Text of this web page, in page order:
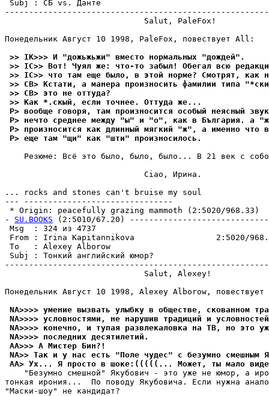
Subj : CБ vs.
                             Salut, PaleFox!
Пoнeдeльник Aвгycт 10 1998, PaleFox, повествует All:
>> IK>>> И "дожьжьжи" вместо нормальных "дождей".
>> IC>> Вот! Чуял же: что-то забыл! Обегал всю
>> IC>> что там еще было, в этой норме? Смотрят, как
>> CB> Кстати, а манера произносить фамилии типа
>> CB> это не оттуда?
>> Как *.скый, если точнее. Оттуда же...
P> вообще говоря, там произносится особый неясный
P> нечто среднее между "ы" и "о", как в България. а
P> произносится как длинный мягкий "ж", а именно что
P> еще там "щи" как "шти" произносилось.
Резюме: Всё это было, было, было... В 21 век с
                             Ciao, Иpина.
... rocks and stones can't bruise my soul
--- -------------------------------
* Origin: peacefully grazing mammoth (2:5020/968.33)
- SU.BOOKS (2:5010/67.20)
Msg  : 324
From : Irina Kapitannikova                 2:5020/
To   : Alexey Alborow
Subj : Тонкий
                             Salut, Alexey!
Пoнeдeльник Aвгycт 10 1998, Alexey Alborow,
NA>>>> умение вызвать улыбку в обществе, скованном
NA>>>> условностями, не нарушив традиций и
NA>>>> конечно, и тупая развлекаловка на ТВ, но это
NA>>>> последних десятилетий.
AA>>> А Мистер Бин?!
NA>> Так и у нас есть "Поле чудес" с безумно смешным
AA> Ух... Я просто в шоке:(((((... Может, ты мало
"Безумно смешной" Якубович - это уже не юмоp, а
тонкая иpония...  По поводу Якубовича. Если нужна
"Маски-шоу" не кандидат?